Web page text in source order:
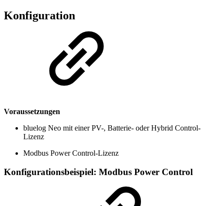
Konfiguration
Voraussetzungen
bluelog Neo mit einer PV-, Batterie- oder Hybrid Control-
Lizenz
Modbus Power Control-Lizenz
Konfigurationsbeispiel: Modbus Power Control